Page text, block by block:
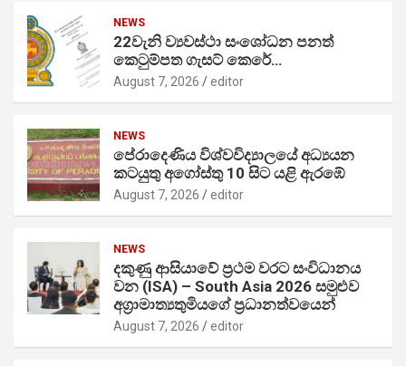
NEWS
22වැනි ව්‍යවස්ථා සංශෝධන පනත්
කෙටුම්පත ගැසට් කෙරේ…
August 7, 2026 editor
NEWS
පේරාදෙණිය විශ්වවිද්‍යාලයේ අධ්‍යයන
කටයුතු අගෝස්තු 10 සිට යළි ඇරඹේ
August 7, 2026 editor
NEWS
දකුණු ආසියාවේ ප්‍රථම වරට සංවිධානය
වන (ISA) – South Asia 2026 සමුළුව
අග්‍රාමාත්‍යතුමියගේ ප්‍රධානත්වයෙන්
August 7, 2026 editor